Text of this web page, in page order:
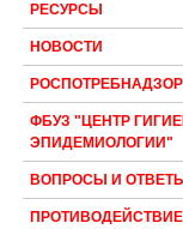
РЕСУРСЫ
НОВОСТИ
РОСПОТРЕБНАДЗОР
ФБУЗ "ЦЕНТР
ЭПИДЕМИОЛОГИИ"
ВОПРОСЫ И ОТВЕТЫ
ПРОТИВОДЕЙСТВИЕ